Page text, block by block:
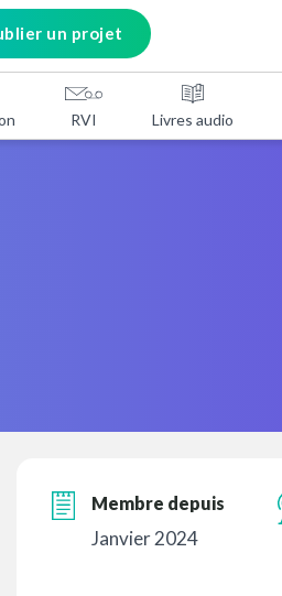
un projet
RVI Livres audio
Membre depuis
Janvier 2024